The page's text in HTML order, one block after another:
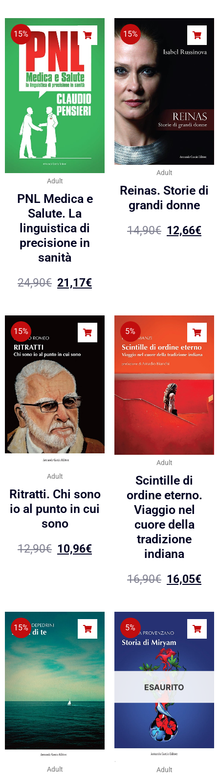
15%
Adult
PNL Medica e
Salute. La
linguistica di
precisione in
sanità
24,90€ 21,17€
15%
Adult
Reinas. Storie di
grandi donne
14,90€ 12,66€
15%
Adult
Ritratti. Chi sono
io al punto in cui
sono
12,90€ 10,96€
5%
Adult
Scintille di
ordine eterno.
Viaggio nel
cuore della
tradizione
indiana
16,90€ 16,05€
15%
Adult
5%
ESAURITO
Adult